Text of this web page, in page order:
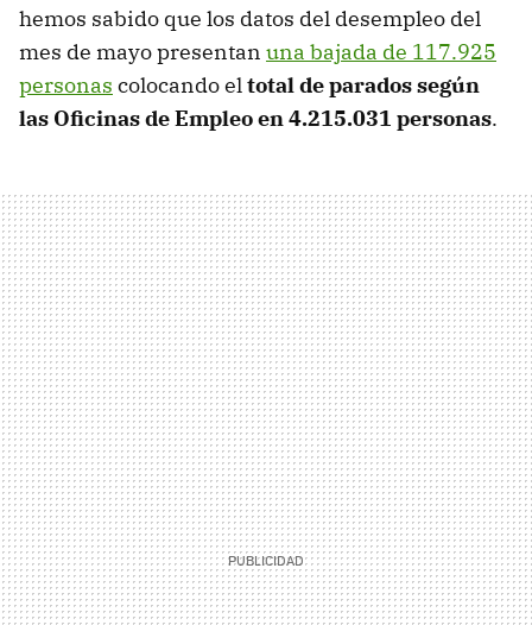
hemos sabido que los datos del desempleo del
mes de mayo presentan una bajada de 117.925
personas colocando eltotal de parados según
las Oficinas de Empleo en 4.215.031 personas.